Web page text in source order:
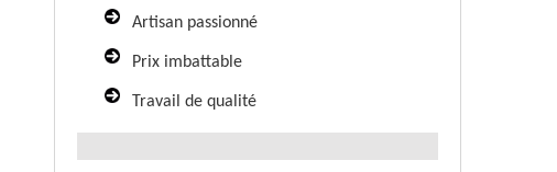
Artisan passionné
Prix imbattable
Travail de qualité